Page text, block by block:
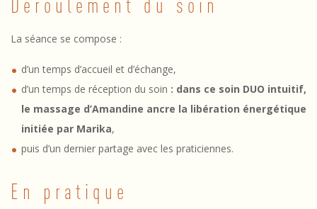
t
i
f
s
–
D
i
La séance se compose :
d’un temps d’accueil et d’échange,
d’un temps de réception du soin : dans ce soin DUO intuitif,
le massage d’Amandine ancre la libération énergétique
initiée par Marika,
puis d’un dernier partage avec les praticiennes.
En pratique